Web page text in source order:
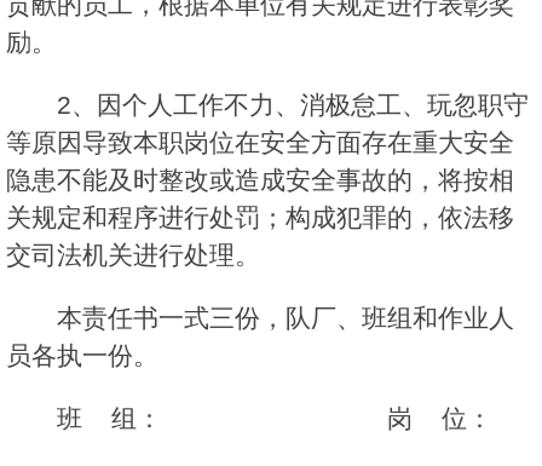
励。
2、因个人工作不力、消极怠工、玩忽职守
等原因导致本职岗位在安全方面存在重大安全
隐患不能及时整改或造成安全事故的，将按相
关规定和程序进行处罚；构成犯罪的，依法移
交司法机关进行处理。
本责任书一式三份，队厂、班组和作业人
员各执一份。
班 组： 岗 位：